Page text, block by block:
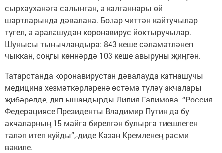
сырхауханәгә салынган, ә калганнары өй
шартларында дәвалана. Болар читтән кайтучылар
түгел, ә аралашудан коронавирус йоктыручылар.
Шунысы тынычландыра: 843 кеше сәламәтләнеп
чыккан, соңгы көннәрдә 103 кеше авыруны җиңгән.
Татарстанда коронавирустан дәвалауда катнашучы
медицина хезмәткәрләренә өстәмә түләү акчалары
җибәрелде, дип ышандырды Лилия Галимова. “Россия
Федерациясе Президенты Владимир Путин да бу
акчаларның 15 майга бирелгән булырга тиешлеген
таләп итеп куйды”,-диде Казан Кремленең рәсми
вәкиле.